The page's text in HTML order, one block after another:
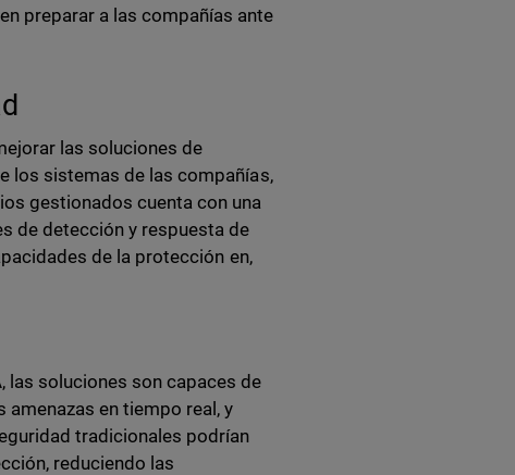
preparar a las compañías ante
las soluciones de
los sistemas de las compañías,
gestionados cuenta con una
de detección y respuesta de
de la protección en,
las soluciones son capaces de
en tiempo real, y
tradicionales podrían
reduciendo las